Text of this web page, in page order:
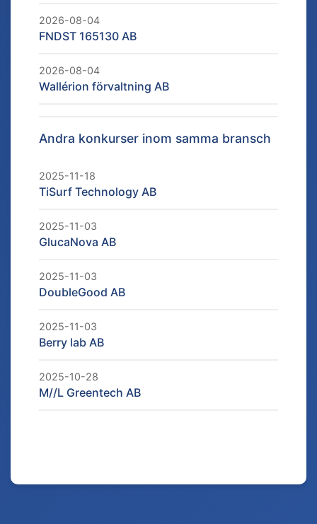
2026-08-04
FNDST 165130 AB
2026-08-04
Wallérion förvaltning AB
Andra konkurser inom samma bransch
2025-11-18
TiSurf Technology AB
2025-11-03
GlucaNova AB
2025-11-03
DoubleGood AB
2025-11-03
Berry lab AB
2025-10-28
M//L Greentech AB